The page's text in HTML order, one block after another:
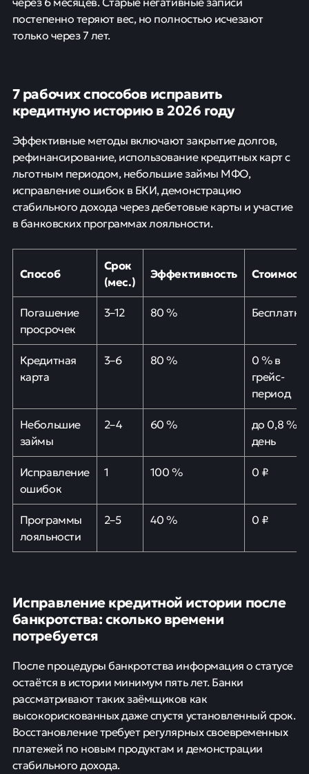
постепенно теряют вес, но полностью исчезают
только через 7 лет.
7 рабочих способов исправить
кредитную историю в 2026 году
Эффективные методы включают закрытие долгов,
рефинансирование, использование кредитных карт с
льготным периодом, небольшие займы МФО,
исправление ошибок в БКИ, демонстрацию
стабильного дохода через дебетовые карты и участие
в банковских программах лояльности.
Способ
Срок
(мес.)
Эффективность Стоимость
Погашение
просрочек
3–12 80 % Бесплатно
Кредитная
карта
3–6 80 %
0 % в
грейс-
период
Небольшие
займы
2–4 60 %
до 0,8 % в
день
Исправление
ошибок
1 100 % 0 ₽
Программы
лояльности
2–5 40 % 0 ₽
Исправление кредитной истории после
банкротства: сколько времени
потребуется
После процедуры банкротства информация о статусе
остаётся в истории минимум пять лет. Банки
рассматривают таких заёмщиков как
высокорискованных даже спустя установленный срок.
Восстановление требует регулярных своевременных
платежей по новым продуктам и демонстрации
стабильного дохода.